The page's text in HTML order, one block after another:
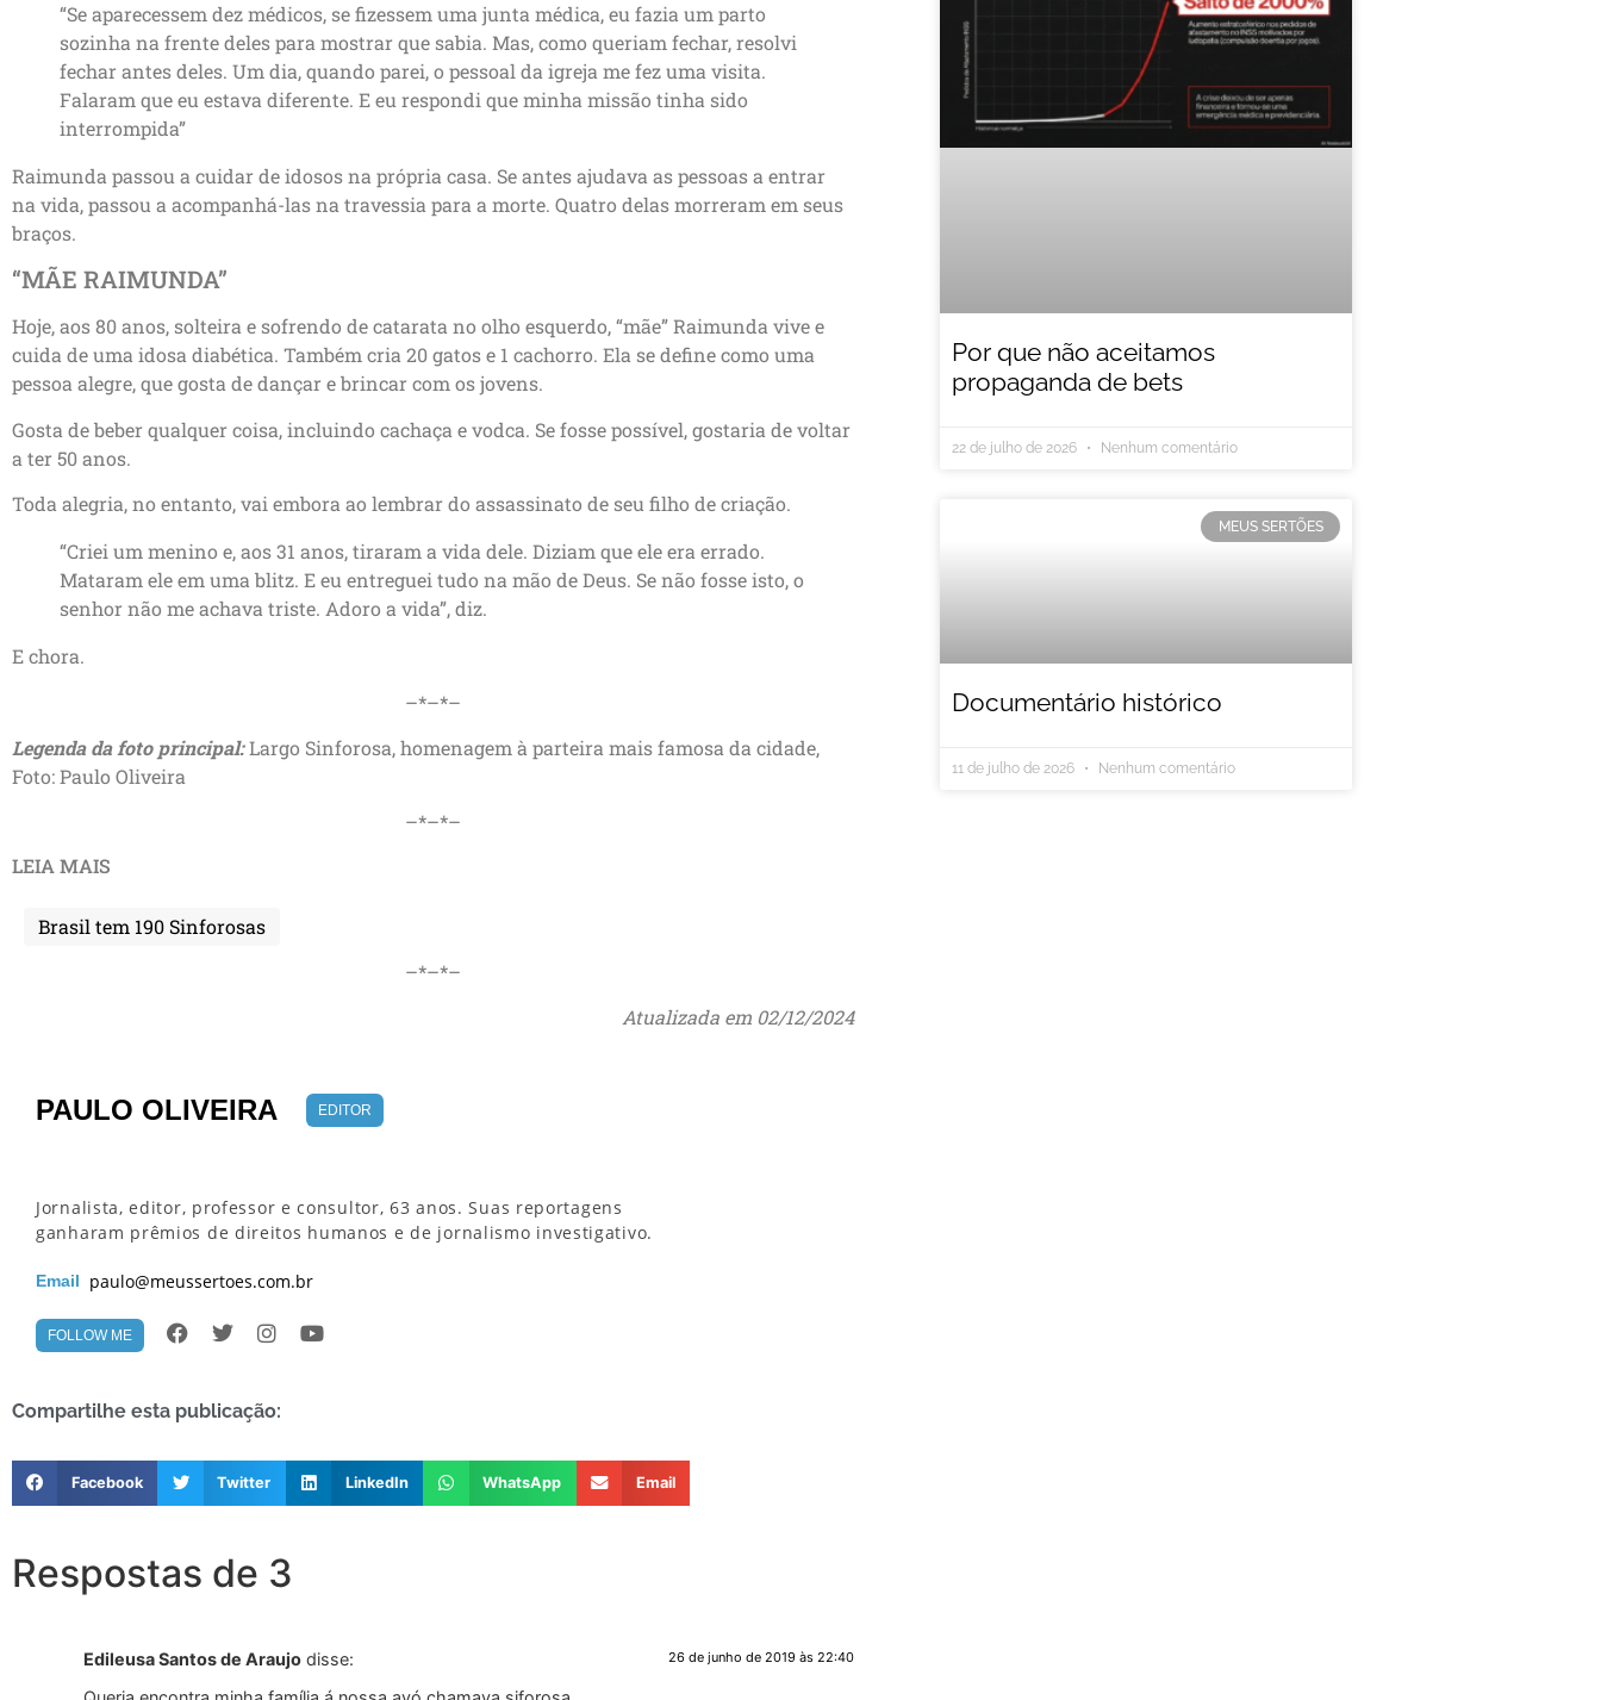
“Se aparecessem dez médicos, se fizessem uma junta médica, eu fazia um parto
sozinha na frente deles para mostrar que sabia. Mas, como queriam fechar, resolvi
fechar antes deles. Um dia, quando parei, o pessoal da igreja me fez uma visita.
Falaram que eu estava diferente. E eu respondi que minha missão tinha sido
interrompida”
Raimunda passou a cuidar de idosos na própria casa. Se antes ajudava as pessoas a entrar
na vida, passou a acompanhá-las na travessia para a morte. Quatro delas morreram em seus
braços.
“MÃE RAIMUNDA”
Hoje, aos 80 anos, solteira e sofrendo de catarata no olho esquerdo, “mãe” Raimunda vive e
cuida de uma idosa diabética. Também cria 20 gatos e 1 cachorro. Ela se define como uma
pessoa alegre, que gosta de dançar e brincar com os jovens.
Gosta de beber qualquer coisa, incluindo cachaça e vodca. Se fosse possível, gostaria de voltar
a ter 50 anos.
Toda alegria, no entanto, vai embora ao lembrar do assassinato de seu filho de criação.
“Criei um menino e, aos 31 anos, tiraram a vida dele. Diziam que ele era errado.
Mataram ele em uma blitz. E eu entreguei tudo na mão de Deus. Se não fosse isto, o
senhor não me achava triste. Adoro a vida”, diz.
E chora.
–*–*–
Legenda da foto principal:Largo Sinforosa, homenagem à parteira mais famosa da cidade,
Foto: Paulo Oliveira
–*–*–
LEIA MAIS
Brasil tem 190 Sinforosas
–*–*–
Atualizada em 02/12/2024
PAULO OLIVEIRA EDITOR
Jornalista, editor, professor e consultor, 63 anos. Suas reportagens
ganharam prêmios de direitos humanos e de jornalismo investigativo.
Email paulo@meussertoes.com.br
FOLLOW ME
Compartilhe esta publicação:
Facebook Twitter LinkedIn WhatsApp Email
Respostas de 3
Edileusa Santos de Araujo disse: 26 de junho de 2019 às 22:40
Por que não aceitamos
propaganda de bets
22 de julho de 2026 Nenhum comentário
MEUS SERTÕES
Documentário histórico
11 de julho de 2026 Nenhum comentário